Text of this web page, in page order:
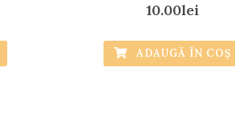
10.00lei
ADAUGĂ ÎN COȘ